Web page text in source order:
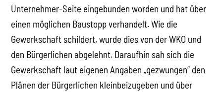
Unternehmer-Seite eingebunden worden und hat über
einen möglichen Baustopp verhandelt. Wie die
Gewerkschaft schildert, wurde dies von der WKO und
den Bürgerlichen abgelehnt. Daraufhin sah sich die
Gewerkschaft laut eigenen Angaben „gezwungen“ den
Plänen der Bürgerlichen kleinbeizugeben und über